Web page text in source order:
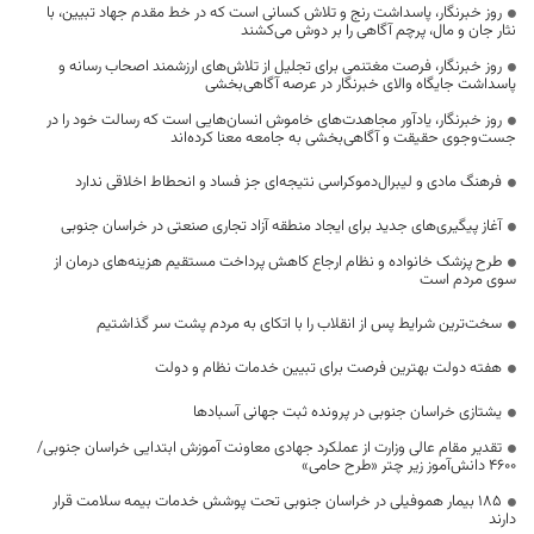
روز خبرنگار، پاسداشت رنج و تلاش کسانی است که در خط مقدم جهاد تبیین، با
نثار جان و مال، پرچم آگاهی را بر دوش می‌کشند
روز خبرنگار، فرصت مغتنمی برای تجلیل از تلاش‌های ارزشمند اصحاب رسانه و
پاسداشت جایگاه والای خبرنگار در عرصه آگاهی‌بخشی
روز خبرنگار، یادآور مجاهدت‌های خاموش انسان‌هایی است که رسالت خود را در
جست‌وجوی حقیقت و آگاهی‌بخشی به جامعه معنا کرده‌اند
فرهنگ مادی و لیبرال‌دموکراسی نتیجه‌ای جز فساد و انحطاط اخلاقی ندارد
آغاز پیگیری‌های جدید برای ایجاد منطقه آزاد تجاری صنعتی در خراسان جنوبی
طرح پزشک خانواده و نظام ارجاع کاهش پرداخت مستقیم هزینه‌های درمان از
سوی مردم است
سخت‌ترین شرایط پس از انقلاب را با اتکای به مردم پشت سر گذاشتیم
هفته دولت بهترین فرصت برای تبیین خدمات نظام و دولت
یشتازی خراسان جنوبی در پرونده ثبت جهانی آسبادها
تقدیر مقام عالی وزارت از عملکرد جهادی معاونت آموزش ابتدایی خراسان جنوبی/
۴۶۰۰ دانش‌آموز زیر چتر «طرح حامی»
۱۸۵ بیمار هموفیلی در خراسان جنوبی تحت پوشش خدمات بیمه سلامت قرار
دارند